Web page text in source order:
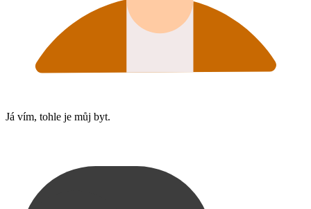
Já vím, tohle je můj byt.